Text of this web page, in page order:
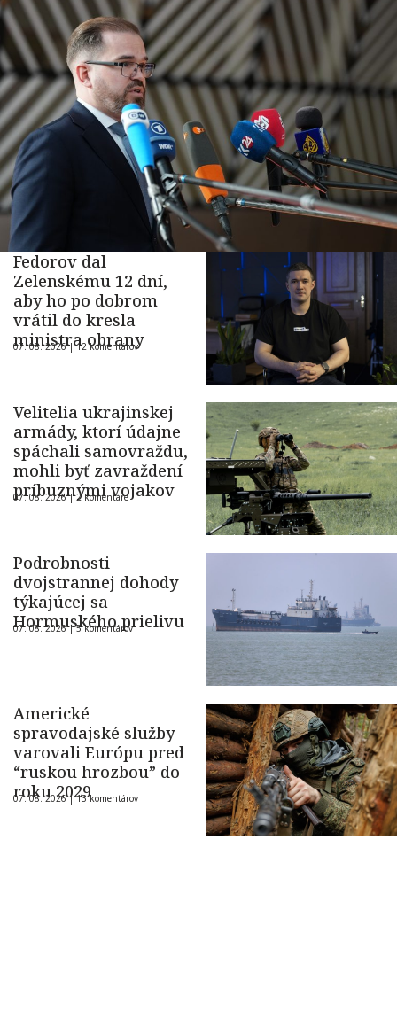
Fedorov dal
Zelenskému 12 dní,
aby ho po dobrom
vrátil do kresla
ministra obrany
07. 08. 2026 |12 komentárov
Velitelia ukrajinskej
armády, ktorí údajne
spáchali samovraždu,
mohli byť zavraždení
príbuznými vojakov
07. 08. 2026 |2 komentáre
Podrobnosti
dvojstrannej dohody
týkajúcej sa
Hormuského prielivu
07. 08. 2026 |5 komentárov
Americké
spravodajské služby
varovali Európu pred
“ruskou hrozbou” do
roku 2029
07. 08. 2026 |13 komentárov